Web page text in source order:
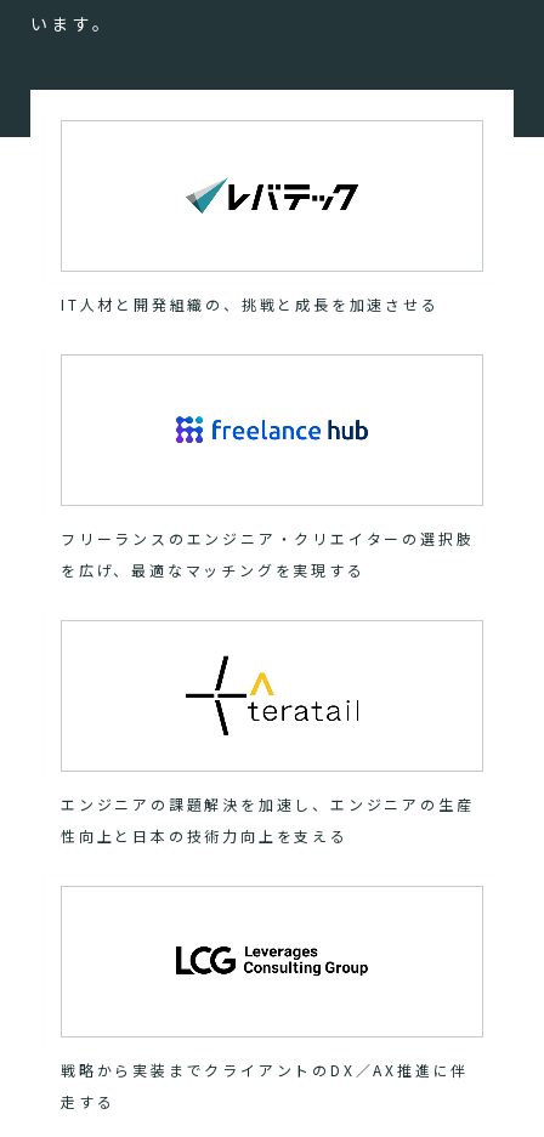
います。
IT人材と開発組織の、挑戦と成長を加速させる
フリーランスのエンジニア・クリエイターの選択肢
を広げ、最適なマッチングを実現する
エンジニアの課題解決を加速し、エンジニアの生産
性向上と日本の技術力向上を支える
戦略から実装までクライアントのDX／AX推進に伴
走する